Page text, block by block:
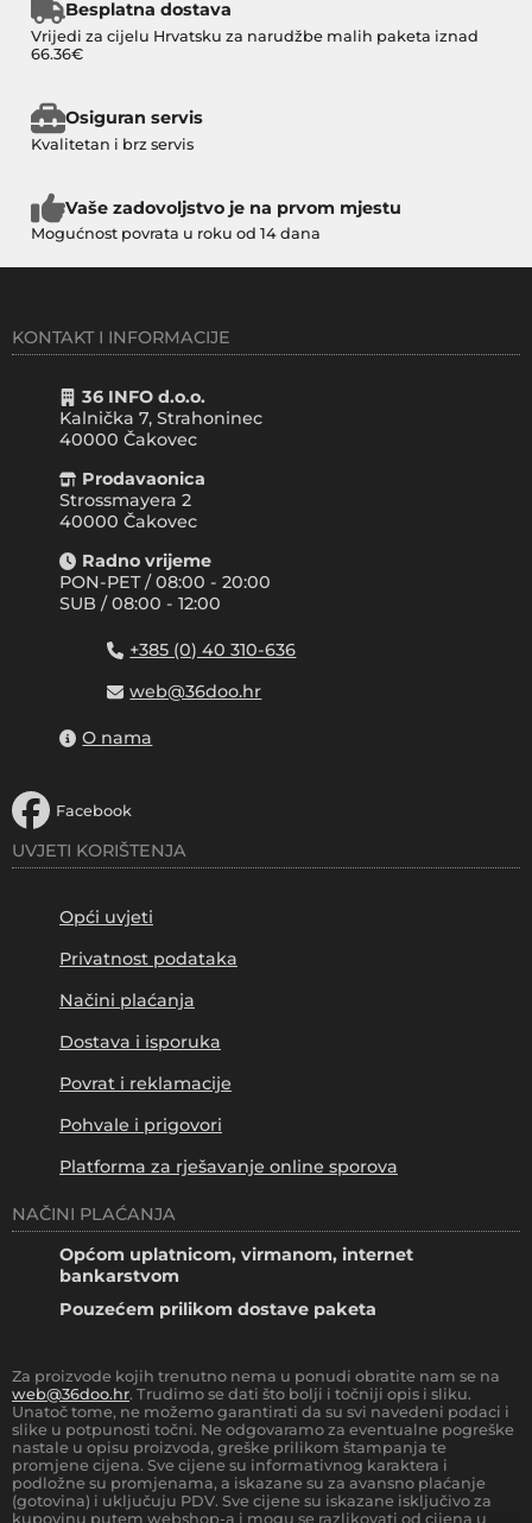
Besplatna dostava
Vrijedi za cijelu Hrvatsku za narudžbe malih paketa iznad
66.36€
Osiguran servis
Kvalitetan i brz servis
Vaše zadovoljstvo je na prvom mjestu
Mogućnost povrata u roku od 14 dana
KONTAKT I INFORMACIJE
36 INFO d.o.o.
Kalnička 7, Strahoninec
40000 Čakovec
Prodavaonica
Strossmayera 2
40000 Čakovec
Radno vrijeme
PON-PET / 08:00 - 20:00
SUB / 08:00 - 12:00
+385 (0) 40 310-636
web@36doo.hr
O nama
Facebook
UVJETI KORIŠTENJA
Opći uvjeti
Privatnost podataka
Načini plaćanja
Dostava i isporuka
Povrat i reklamacije
Pohvale i prigovori
Platforma za rješavanje online sporova
NAČINI PLAĆANJA
Općom uplatnicom, virmanom, internet
bankarstvom
Pouzećem prilikom dostave paketa
Za proizvode kojih trenutno nema u ponudi obratite nam se na
web@36doo.hr. Trudimo se dati što bolji i točniji opis i sliku.
Unatoč tome, ne možemo garantirati da su svi navedeni podaci i
slike u potpunosti točni. Ne odgovaramo za eventualne pogreške
nastale u opisu proizvoda, greške prilikom štampanja te
promjene cijena. Sve cijene su informativnog karaktera i
podložne su promjenama, a iskazane su za avansno plaćanje
(gotovina) i uključuju PDV. Sve cijene su iskazane isključivo za
kupovinu putem webshop-a i mogu se razlikovati od cijena u